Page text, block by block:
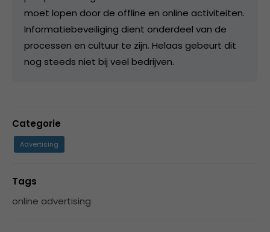
moet lopen door de offline en online activiteiten.
Informatiebeveiliging dient onderdeel van de
processen en cultuur te zijn. Helaas gebeurt dit
nog steeds niet bij veel bedrijven.
Categorie
Advertising
Tags
online advertising